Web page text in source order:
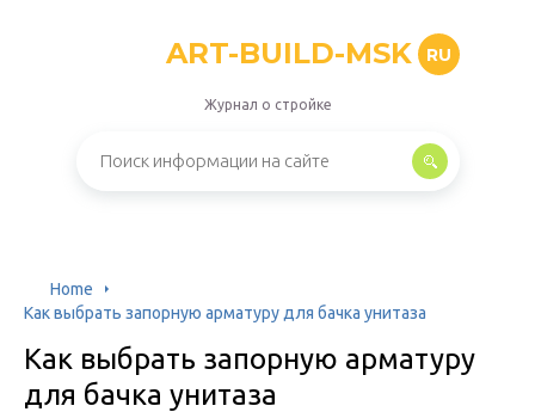
ART-BUILD-MSK RU
Журнал о стройке
Home
Как выбрать запорную арматуру для бачка унитаза
Как выбрать запорную арматуру
для бачка унитаза